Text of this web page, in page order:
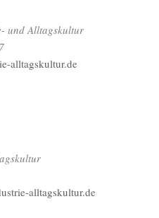
und Alltagskultur
alltagskultur.de
alltagskultur.de